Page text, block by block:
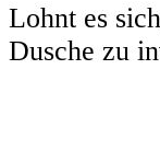
Lohnt es
Dusche zu